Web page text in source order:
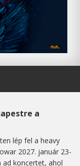
a
lép fel a heavy
2027. január 23-
ad koncertet, ahol